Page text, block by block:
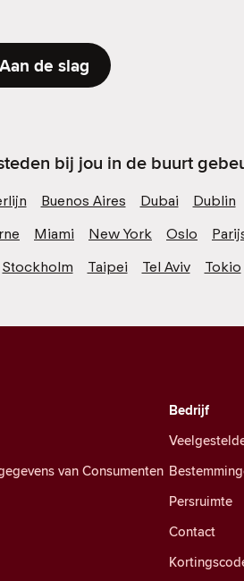
Aan de slag
bij jou in de buurt
Buenos Aires Dubai
Dublin
Miami New York Oslo
Stockholm Taipei Tel Aviv Tokio
van Consumenten
Bedrijf
Persruimte
Contact